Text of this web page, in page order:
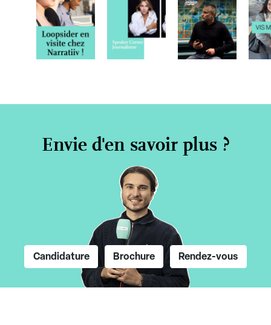
Envie d'en savoir plus ?
Candidature Brochure Rendez-vous